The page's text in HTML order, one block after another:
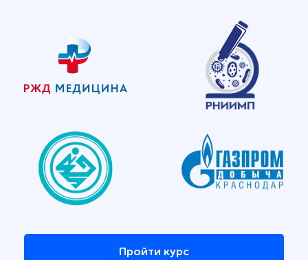
Пройти курс